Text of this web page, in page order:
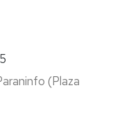
(Plaza